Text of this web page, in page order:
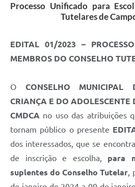
Processo Unificado para
Tutelares de
EDITAL 01/2023 –
MEMBROS DO CONSELHO
O CONSELHO MUNICIPAL
CRIANÇA E DO ADOLESCENTE
CMDCA no uso das atribuições
tornam público o presente
dos interessados, que se
de inscrição e escolha, para
suplentes do Conselho Tutelar,